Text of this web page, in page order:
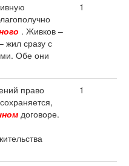
. Живков –
жил сразу с
Обе они
1
право
договоре.
1